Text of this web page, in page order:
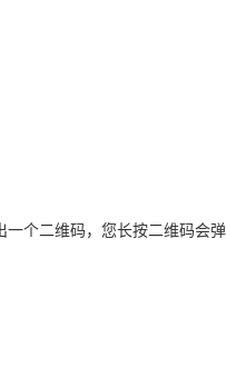
个二维码，您长按二维码会